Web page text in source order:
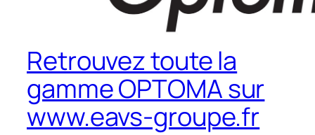
Retrouvez toute la
gamme OPTOMA sur
www.eavs-groupe.fr